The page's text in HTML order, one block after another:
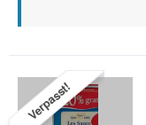
Verpasst!